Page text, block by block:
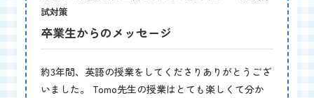
試対策
卒業生からのメッセージ
約3年間、英語の授業をしてくださりありがとうござ
いました。 Tomo先生の授業はとても楽しくて分か